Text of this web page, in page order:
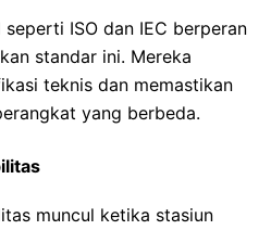
ISO dan IEC berperan
standar ini. Mereka
teknis dan memastikan
yang berbeda.
muncul ketika stasiun